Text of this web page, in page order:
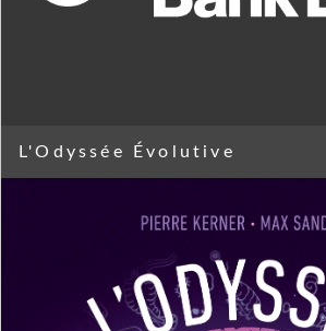
L'Odyssée Évolutive